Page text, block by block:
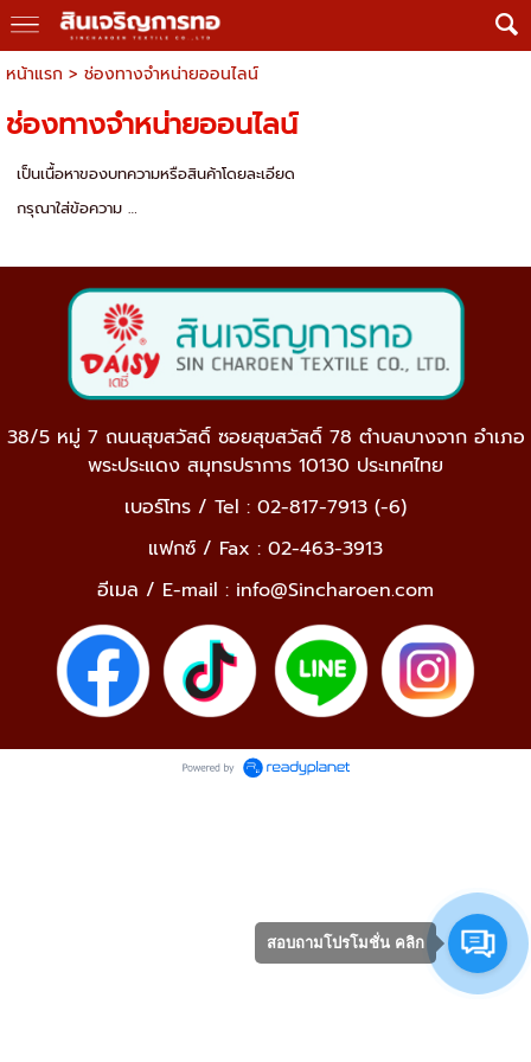
หน้าแรก > ช่องทางจำหน่ายออนไลน์
ช่องทางจำหน่ายออนไลน์
เป็นเนื้อหาของบทความหรือสินค้าโดยละเอียด
กรุณาใส่ข้อความ …
38/5 หมู่ 7 ถนนสุขสวัสดิ์ ซอยสุขสวัสดิ์ 78 ตำบลบางจาก อำเภอ
พระประแดง สมุทรปราการ 10130 ประเทศไทย
เบอร์โทร / Tel : 02-817-7913 (-6)
แฟกซ์ / Fax : 02-463-3913
อีเมล / E-mail : info@Sincharoen.com
สอบถามโปรโมชั่น คลิก